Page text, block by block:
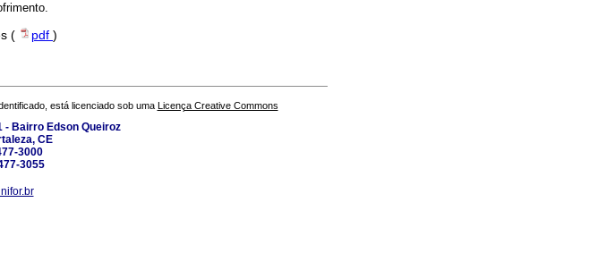
( pdf )
está licenciado sob uma Licença Creative Commons
- Bairro Edson Queiroz
CE
3000
3055